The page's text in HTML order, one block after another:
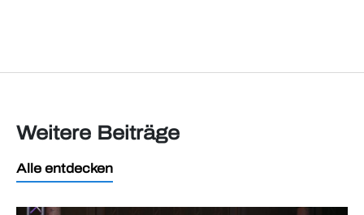
Weitere Beiträge
Alle entdecken